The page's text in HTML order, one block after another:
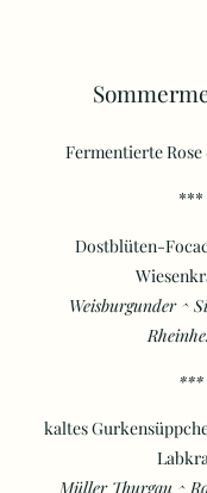
Fermentierte Rose
***
Dostblüten-
Weisburgunder ^
***
kaltes
Müller Thurgau ^